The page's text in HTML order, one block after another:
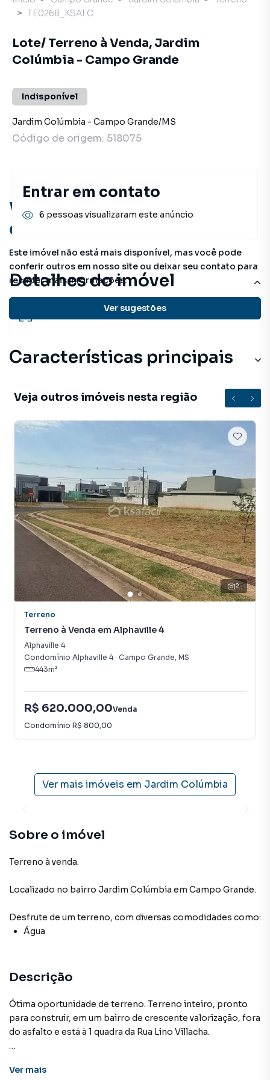
Você pode encontrar novas
oportunidades!
Este imóvel não está mais disponível, mas você pode
conferir outros em nosso site ou deixar seu contato para
receber mais informações.
Ver sugestões
Detalhes do imóvel
Características principais
Veja outros imóveis nesta região
2
Terreno
Terreno à Venda em Alphaville 4
Alphaville 4
Condomínio Alphaville 4· Campo Grande, MS
443m²
R$ 620.000,00Venda
Condomínio R$ 800,00
Ver mais imóveis em Jardim Colúmbia
Sobre o imóvel
Terreno à venda.
Localizado no bairro Jardim Colúmbia em Campo Grande.
Desfrute de um terreno, com diversas comodidades como:
Água
Descrição
Ótima oportunidade de terreno. Terreno inteiro, pronto
para construir, em um bairro de crescente valorização, fora
do asfalto e está à 1 quadra da Rua Lino Villacha.
Terreno para Venda em região valorizada do bairro Jardim
Ver mais
TE0268_KSAFC
Lote/ Terreno à Venda, Jardim
Colúmbia - Campo Grande
Indisponível
Jardim Colúmbia - Campo Grande/MS
Código de origem: 518075
Entrar em contato
6 pessoas visualizaram este anúncio